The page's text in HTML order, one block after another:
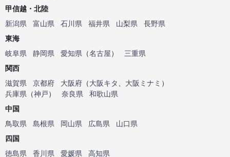
甲信越・北陸
新潟県
富山県 石川県 福井県 山梨県
長野県
東海
岐阜県
静岡県 愛知県 （名古屋）
三重県
関西
滋賀県
京都府 大阪府 （大阪キタ 大阪ミナミ ）
兵庫県 （神戸） 奈良県
和歌山県
中国
鳥取県
島根県 岡山県 広島県
山口県
四国
徳島県
香川県 愛媛県 高知県